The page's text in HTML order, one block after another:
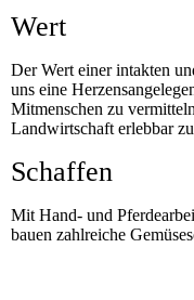
Wert
Der Wert einer intakten
uns eine
Mitmenschen zu
Landwirtschaft erlebbar
Schaffen
Mit Hand- und
bauen zahlreiche